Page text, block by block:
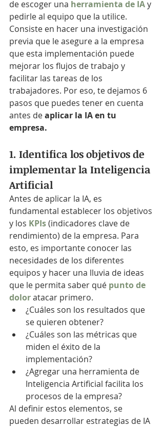
de escoger una herramienta de IA y
pedirle al equipo que la utilice.
Consiste en hacer una investigación
previa que le asegure a la empresa
que esta implementación puede
mejorar los flujos de trabajo y
facilitar las tareas de los
trabajadores. Por eso, te dejamos 6
pasos que puedes tener en cuenta
antes de aplicar la IA en tu
empresa.
1. Identifica los objetivos de
implementar la Inteligencia
Artificial
Antes de aplicar la IA, es
fundamental establecer los objetivos
y los KPIs (indicadores clave de
rendimiento) de la empresa. Para
esto, es importante conocer las
necesidades de los diferentes
equipos y hacer una lluvia de ideas
que le permita saber qué punto de
dolor atacar primero.
¿Cuáles son los resultados que
se quieren obtener?
¿Cuáles son las métricas que
miden el éxito de la
implementación?
¿Agregar una herramienta de
Inteligencia Artificial facilita los
procesos de la empresa?
Al definir estos elementos, se
pueden desarrollar estrategias de IA